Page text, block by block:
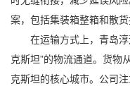
案，包括集装箱整箱和散
在运输方式上，青岛
克斯坦”的物流通道。货物
克斯坦的核心城市。公司